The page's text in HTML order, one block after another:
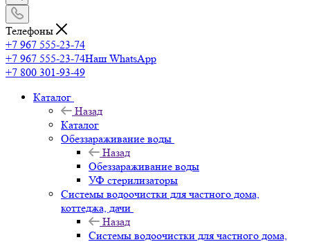
Телефоны
+7 967 555-23-74
+7 967 555-23-74Наш WhatsApp
+7 800 301-93-49
Каталог
Назад
Каталог
Обеззараживание воды
Назад
Обеззараживание воды
УФ стерилизаторы
Системы водоочистки для частного дома,
коттеджа, дачи
Назад
Системы водоочистки для частного дома,